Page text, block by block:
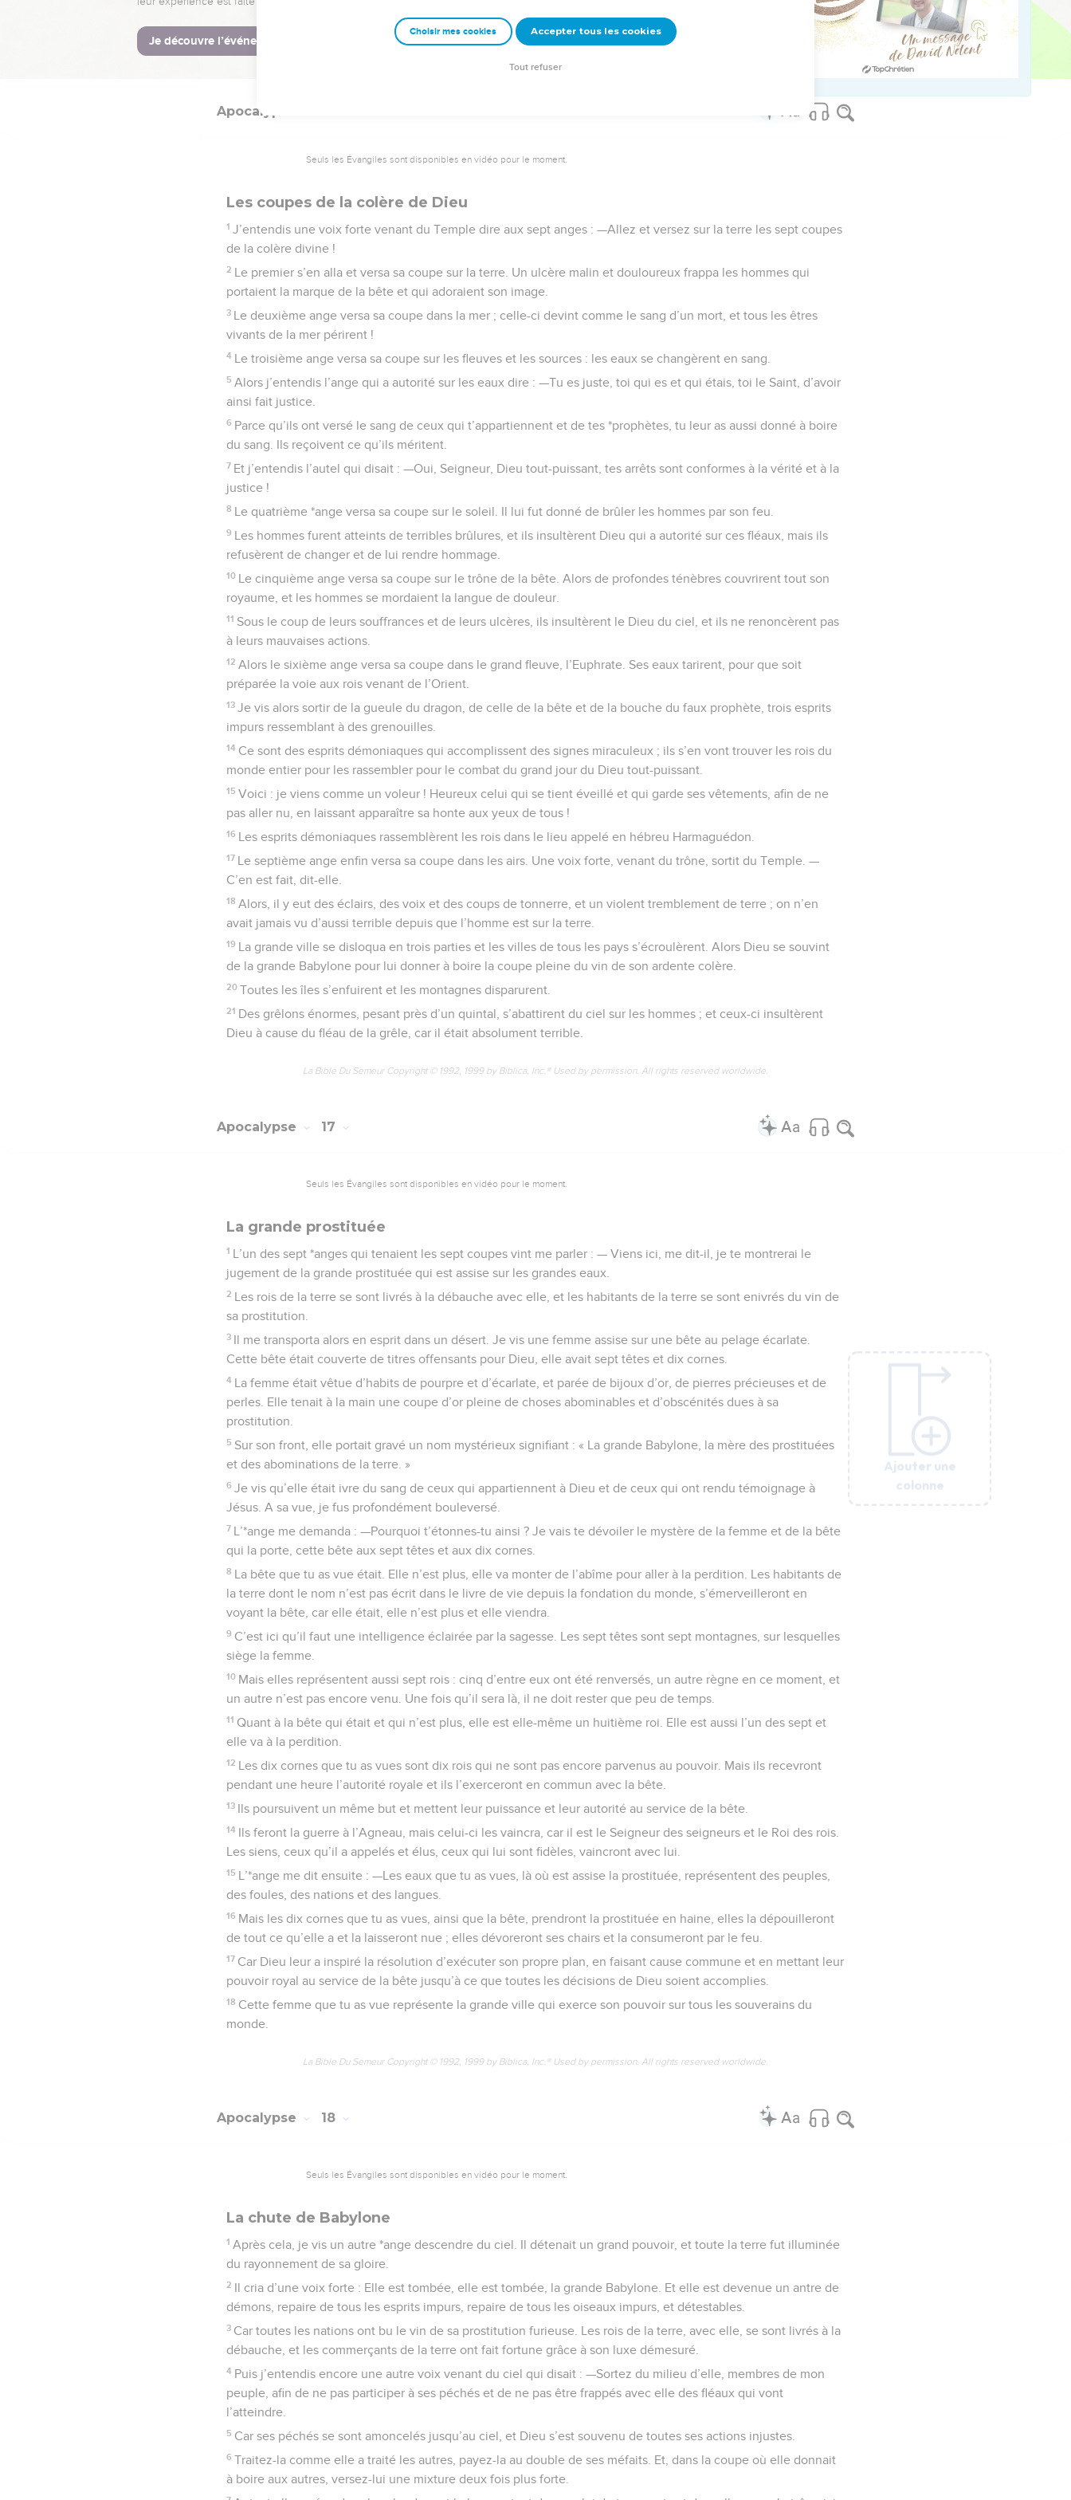
pénétrer tant que les sept fléaux, déclenchés par les sept anges, ne s’étaient pas accomplis.
La Bible Du Semeur Copyright © 1992, 1999 by Biblica, Inc.® Used by permission. All rights reserved worldwide.
Ajouter une
colonne
Apocalypse
Seuls les Évangiles sont disponibles en vidéo pour le moment.
Les coupes de la colère de Dieu
1 J’entendis une voix forte venant du Temple dire aux sept anges : —Allez et versez sur la terre les sept coupes
de la colère divine !
2 Le premier s’en alla et versa sa coupe sur la terre. Un ulcère malin et douloureux frappa les hommes qui
portaient la marque de la bête et qui adoraient son image.
3 Le deuxième ange versa sa coupe dans la mer ; celle-ci devint comme le sang d’un mort, et tous les êtres
vivants de la mer périrent !
4 Le troisième ange versa sa coupe sur les fleuves et les sources : les eaux se changèrent en sang.
5 Alors j’entendis l’ange qui a autorité sur les eaux dire : —Tu es juste, toi qui es et qui étais, toi le Saint, d’avoir
ainsi fait justice.
6 Parce qu’ils ont versé le sang de ceux qui t’appartiennent et de tes *prophètes, tu leur as aussi donné à boire
du sang. Ils reçoivent ce qu’ils méritent.
7 Et j’entendis l’autel qui disait : —Oui, Seigneur, Dieu tout-puissant, tes arrêts sont conformes à la vérité et à la
justice !
8 Le quatrième *ange versa sa coupe sur le soleil. Il lui fut donné de brûler les hommes par son feu.
9 Les hommes furent atteints de terribles brûlures, et ils insultèrent Dieu qui a autorité sur ces fléaux, mais ils
refusèrent de changer et de lui rendre hommage.
10 Le cinquième ange versa sa coupe sur le trône de la bête. Alors de profondes ténèbres couvrirent tout son
royaume, et les hommes se mordaient la langue de douleur.
11 Sous le coup de leurs souffrances et de leurs ulcères, ils insultèrent le Dieu du ciel, et ils ne renoncèrent pas
à leurs mauvaises actions.
12 Alors le sixième ange versa sa coupe dans le grand fleuve, l’Euphrate. Ses eaux tarirent, pour que soit
préparée la voie aux rois venant de l’Orient.
13 Je vis alors sortir de la gueule du dragon, de celle de la bête et de la bouche du faux prophète, trois esprits
impurs ressemblant à des grenouilles.
14 Ce sont des esprits démoniaques qui accomplissent des signes miraculeux ; ils s’en vont trouver les rois du
monde entier pour les rassembler pour le combat du grand jour du Dieu tout-puissant.
15 Voici : je viens comme un voleur ! Heureux celui qui se tient éveillé et qui garde ses vêtements, afin de ne
pas aller nu, en laissant apparaître sa honte aux yeux de tous !
16 Les esprits démoniaques rassemblèrent les rois dans le lieu appelé en hébreu Harmaguédon.
17 Le septième ange enfin versa sa coupe dans les airs. Une voix forte, venant du trône, sortit du Temple. —
C’en est fait, dit-elle.
18 Alors, il y eut des éclairs, des voix et des coups de tonnerre, et un violent tremblement de terre ; on n’en
avait jamais vu d’aussi terrible depuis que l’homme est sur la terre.
19 La grande ville se disloqua en trois parties et les villes de tous les pays s’écroulèrent. Alors Dieu se souvint
de la grande Babylone pour lui donner à boire la coupe pleine du vin de son ardente colère.
20 Toutes les îles s’enfuirent et les montagnes disparurent.
21 Des grêlons énormes, pesant près d’un quintal, s’abattirent du ciel sur les hommes ; et ceux-ci insultèrent
Dieu à cause du fléau de la grêle, car il était absolument terrible.
La Bible Du Semeur Copyright © 1992, 1999 by Biblica, Inc.® Used by permission. All rights reserved worldwide.
Ajouter une
colonne
Apocalypse 17
Seuls les Évangiles sont disponibles en vidéo pour le moment.
La grande prostituée
1 L’un des sept *anges qui tenaient les sept coupes vint me parler : — Viens ici, me dit-il, je te montrerai le
jugement de la grande prostituée qui est assise sur les grandes eaux.
2 Les rois de la terre se sont livrés à la débauche avec elle, et les habitants de la terre se sont enivrés du vin de
sa prostitution.
3 Il me transporta alors en esprit dans un désert. Je vis une femme assise sur une bête au pelage écarlate.
Cette bête était couverte de titres offensants pour Dieu, elle avait sept têtes et dix cornes.
4 La femme était vêtue d’habits de pourpre et d’écarlate, et parée de bijoux d’or, de pierres précieuses et de
perles. Elle tenait à la main une coupe d’or pleine de choses abominables et d’obscénités dues à sa
prostitution.
5 Sur son front, elle portait gravé un nom mystérieux signifiant : « La grande Babylone, la mère des prostituées
et des abominations de la terre. »
6 Je vis qu’elle était ivre du sang de ceux qui appartiennent à Dieu et de ceux qui ont rendu témoignage à
Jésus. A sa vue, je fus profondément bouleversé.
7 L’*ange me demanda : —Pourquoi t’étonnes-tu ainsi ? Je vais te dévoiler le mystère de la femme et de la bête
qui la porte, cette bête aux sept têtes et aux dix cornes.
8 La bête que tu as vue était. Elle n’est plus, elle va monter de l’abîme pour aller à la perdition. Les habitants de
la terre dont le nom n’est pas écrit dans le livre de vie depuis la fondation du monde, s’émerveilleront en
voyant la bête, car elle était, elle n’est plus et elle viendra.
9 C’est ici qu’il faut une intelligence éclairée par la sagesse. Les sept têtes sont sept montagnes, sur lesquelles
siège la femme.
10 Mais elles représentent aussi sept rois : cinq d’entre eux ont été renversés, un autre règne en ce moment, et
un autre n’est pas encore venu. Une fois qu’il sera là, il ne doit rester que peu de temps.
11 Quant à la bête qui était et qui n’est plus, elle est elle-même un huitième roi. Elle est aussi l’un des sept et
elle va à la perdition.
12 Les dix cornes que tu as vues sont dix rois qui ne sont pas encore parvenus au pouvoir. Mais ils recevront
pendant une heure l’autorité royale et ils l’exerceront en commun avec la bête.
13 Ils poursuivent un même but et mettent leur puissance et leur autorité au service de la bête.
14 Ils feront la guerre à l’Agneau, mais celui-ci les vaincra, car il est le Seigneur des seigneurs et le Roi des rois.
Les siens, ceux qu’il a appelés et élus, ceux qui lui sont fidèles, vaincront avec lui.
15 L’*ange me dit ensuite : —Les eaux que tu as vues, là où est assise la prostituée, représentent des peuples,
des foules, des nations et des langues.
16 Mais les dix cornes que tu as vues, ainsi que la bête, prendront la prostituée en haine, elles la dépouilleront
de tout ce qu’elle a et la laisseront nue ; elles dévoreront ses chairs et la consumeront par le feu.
17 Car Dieu leur a inspiré la résolution d’exécuter son propre plan, en faisant cause commune et en mettant leur
pouvoir royal au service de la bête jusqu’à ce que toutes les décisions de Dieu soient accomplies.
18 Cette femme que tu as vue représente la grande ville qui exerce son pouvoir sur tous les souverains du
monde.
La Bible Du Semeur Copyright © 1992, 1999 by Biblica, Inc.® Used by permission. All rights reserved worldwide.
Ajouter une
colonne
Apocalypse 18
Seuls les Évangiles sont disponibles en vidéo pour le moment.
La chute de Babylone
1 Après cela, je vis un autre *ange descendre du ciel. Il détenait un grand pouvoir, et toute la terre fut illuminée
du rayonnement de sa gloire.
2 Il cria d’une voix forte : Elle est tombée, elle est tombée, la grande Babylone. Et elle est devenue un antre de
démons, repaire de tous les esprits impurs, repaire de tous les oiseaux impurs, et détestables.
3 Car toutes les nations ont bu le vin de sa prostitution furieuse. Les rois de la terre, avec elle, se sont livrés à la
débauche, et les commerçants de la terre ont fait fortune grâce à son luxe démesuré.
4 Puis j’entendis encore une autre voix venant du ciel qui disait : —Sortez du milieu d’elle, membres de mon
peuple, afin de ne pas participer à ses péchés et de ne pas être frappés avec elle des fléaux qui vont
l’atteindre.
5 Car ses péchés se sont amoncelés jusqu’au ciel, et Dieu s’est souvenu de toutes ses actions injustes.
6 Traitez-la comme elle a traité les autres, payez-la au double de ses méfaits. Et, dans la coupe où elle donnait
à boire aux autres, versez-lui une mixture deux fois plus forte.
Ajouter une
colonne
Ajouter une
colonne
Ajouter une
colonne
Choisir mes cookies Accepter tous les cookies
Tout refuser